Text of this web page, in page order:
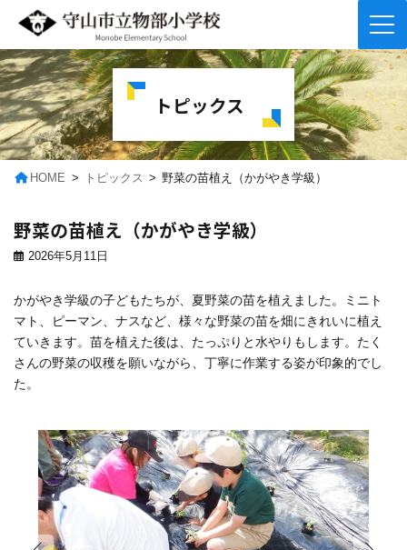
コ
ン
テ
ン
ツ
へ
ス
ナ
ビ
ゲ
ー
シ
ョ
ン
トピックス
HOME トピックス 野菜の苗植え（かがやき学級）
野菜の苗植え（かがやき学級）
2026年5月11日
かがやき学級の子どもたちが、夏野菜の苗を植えました。ミニト
マト、ピーマン、ナスなど、様々な野菜の苗を畑にきれいに植え
ていきます。苗を植えた後は、たっぷりと水やりもします。たく
さんの野菜の収穫を願いながら、丁寧に作業する姿が印象的でし
た。